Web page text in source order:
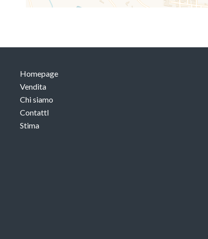
Homepage
Vendita
Chi siamo
ContattI
Stima